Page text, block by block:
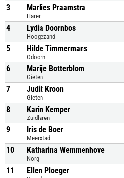
3 Marlies Praamstra
Haren
4 Lydia Doornbos
Hoogezand
5 Hilde Timmermans
Odoorn
6 Marije Botterblom
Gieten
7 Judit Kroon
Gieten
8 Karin Kemper
Zuidlaren
9 Iris de Boer
Meerstad
10 Katharina Wemmenhove
Norg
11 Ellen Ploeger